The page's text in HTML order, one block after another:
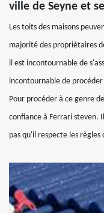
ville de Seyne et
Les toits des maisons
majorité des propriétaires
il est incontournable de
incontournable de
Pour procéder à ce genre
confiance à Ferrari steven.
pas qu'il respecte les